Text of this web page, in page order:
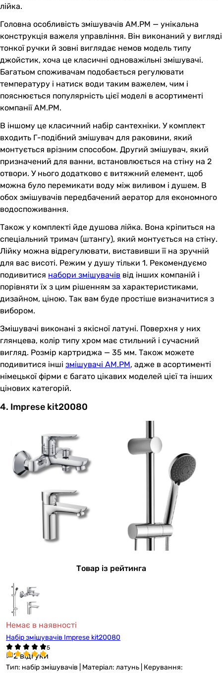
лійка.
Головна особливість змішувачів AM.PM — унікальна
конструкція важеля управління. Він виконаний у вигляді
тонкої ручки й зовні виглядає немов модель типу
джойстик, хоча це класичні одноважільні змішувачі.
Багатьом споживачам подобається регулювати
температуру і натиск води таким важелем, чим і
пояснюється популярність цієї моделі в асортименті
компанії AM.PM.
В іншому це класичний набір сантехніки. У комплект
входить Г-подібний змішувач для раковини, який
монтується врізним способом. Другий змішувач, який
призначений для ванни, встановлюється на стіну на 2
отвори. У нього додатково є витяжний елемент, щоб
можна було перемикати воду між виливом і душем. В
обох змішувачів передбачений аератор для економного
водоспоживання.
Також у комплекті йде душова лійка. Вона кріпиться на
спеціальний тримач (штангу), який монтується на стіну.
Лійку можна відрегулювати, виставивши її на зручній
для вас висоті. Режим у душу тільки 1. Рекомендуємо
подивитися набори змішувачів від інших компаній і
порівняти їх з цим рішенням за характеристиками,
дизайном, ціною. Так вам буде простіше визначитися з
вибором.
Змішувачі виконані з якісної латуні. Поверхня у них
глянцева, колір типу хром має стильний і сучасний
вигляд. Розмір картриджа — 35 мм. Також можете
подивитися інші змішувачі AM.PM, адже в асортименті
німецької фірми є багато цікавих моделей цієї та інших
цінових категорій.
4. Imprese kit20080
Товар із рейтинга
Немає в наявності
Набір змішувачів Imprese kit20080
2 відгуки
Тип: набір змішувачів | Матеріал: латунь | Керування: